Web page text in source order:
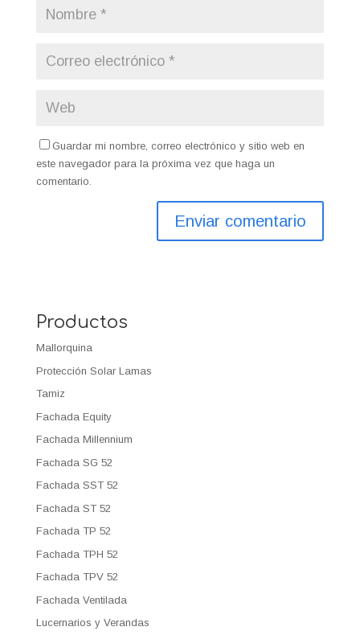
Guardar mi nombre, correo electrónico y sitio web en
este navegador para la próxima vez que haga un
comentario.
Productos
Mallorquina
Protección Solar Lamas
Tamiz
Fachada Equity
Fachada Millennium
Fachada SG 52
Fachada SST 52
Fachada ST 52
Fachada TP 52
Fachada TPH 52
Fachada TPV 52
Fachada Ventilada
Lucernarios y Verandas